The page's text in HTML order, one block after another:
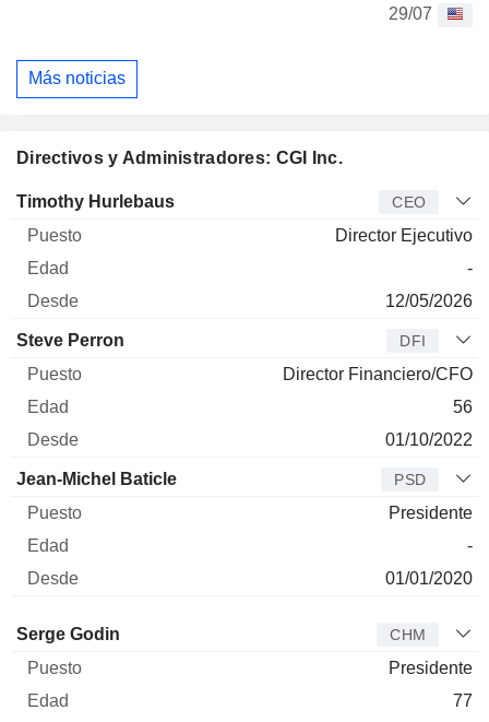
29/07
Más noticias
Directivos y Administradores: CGI Inc.
Director Puesto Edad
Timothy Hurlebaus CEO
Director Ejecutivo
-
12/05/2026
Steve Perron DFI
Director Financiero/CFO
56
01/10/2022
Jean-Michel Baticle PSD
Presidente
-
01/01/2020
Administrador
Serge Godin CHM
Presidente
77